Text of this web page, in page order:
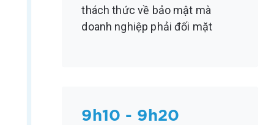
thách thức về bảo mật mà
doanh nghiệp phải đối mặt
9h10 - 9h20